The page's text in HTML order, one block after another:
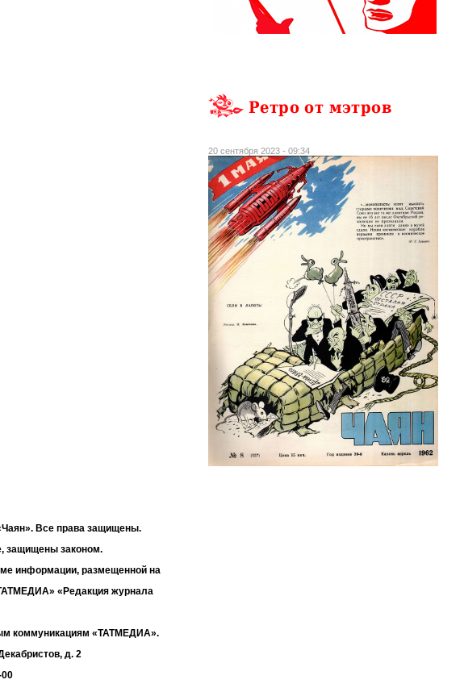
Ретро от мэтров
20 сентября 2023 - 09:34
Все права защищены.
защищены законом.
информации, размещенной на
«Редакция журнала
коммуникациям «ТАТМЕДИА».
д. 2